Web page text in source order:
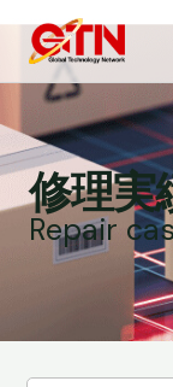
キ
ッ
修理実
Repair